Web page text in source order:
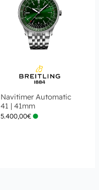
Navitimer Automatic
41 | 41mm
5.400,00€